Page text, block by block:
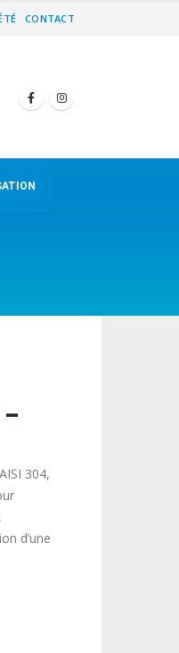
CONTACT
304,
d’une